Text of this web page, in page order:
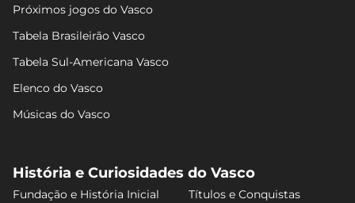
Próximos jogos do Vasco
Tabela Brasileirão Vasco
Tabela Sul-Americana Vasco
Elenco do Vasco
Músicas do Vasco
História e Curiosidades do Vasco
Fundação e História Inicial
Títulos e Conquistas